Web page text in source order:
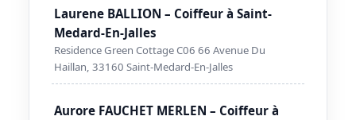
Laurene BALLION – Coiffeur à Saint-
Medard-En-Jalles
Residence Green Cottage C06 66 Avenue Du
Haillan, 33160 Saint-Medard-En-Jalles
Aurore FAUCHET MERLEN – Coiffeur à